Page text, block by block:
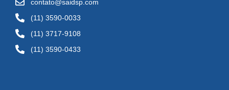
contato@saidsp.com
(11) 3590-0033
(11) 3717-9108
(11) 3590-0433